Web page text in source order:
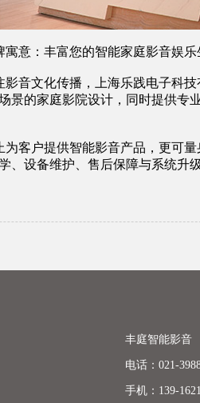
意：丰富您的智能家庭影音娱
影音文化传播，上海乐践电子科
景的家庭影院设计，同时提供
为客户提供智能影音产品，更可
、设备维护、售后保障与系统
丰庭智能影音
电话：021-
手机：139-